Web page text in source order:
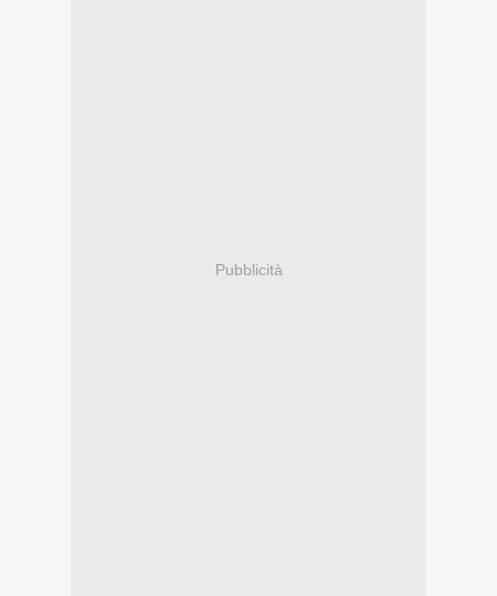
Pubblicità